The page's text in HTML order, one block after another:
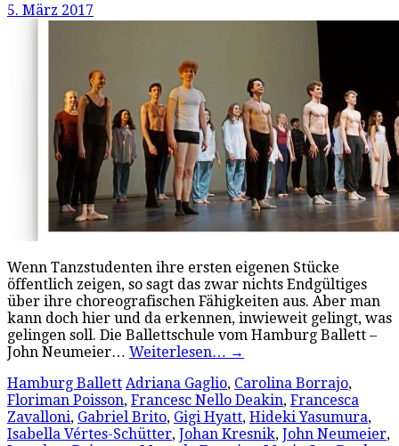
5. März 2017
Wenn Tanzstudenten ihre ersten eigenen Stücke
öffentlich zeigen, so sagt das zwar nichts Endgültiges
über ihre choreografischen Fähigkeiten aus. Aber man
kann doch hier und da erkennen, inwieweit gelingt, was
gelingen soll. Die Ballettschule vom Hamburg Ballett –
John Neumeier… Weiterlesen… →
Hamburg Ballett Adriana Gaglio, Carolina Borrajo,
Floriman Poisson, Francesc Nello Deakin, Francesca
Zavalloni, Gabriel Brito, Gigi Hyatt, Hideki Yasumura,
Isabella Vértes-Schütter, Johan Kresnik, John Neumeier,